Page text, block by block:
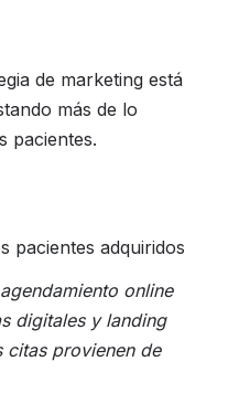
de marketing está
más de lo
pacientes.
pacientes adquiridos
online
digitales y landing
citas provienen de